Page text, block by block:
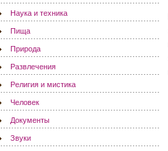
Наука и техника
Пища
Природа
Развлечения
Религия и мистика
Человек
Документы
Звуки